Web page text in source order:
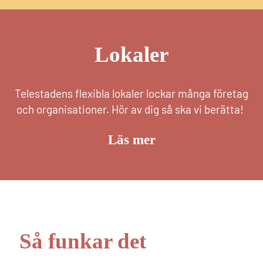
Lokaler
Telestadens flexibla lokaler lockar många företag
och organisationer. Hör av dig så ska vi berätta!
Läs mer
Så funkar det